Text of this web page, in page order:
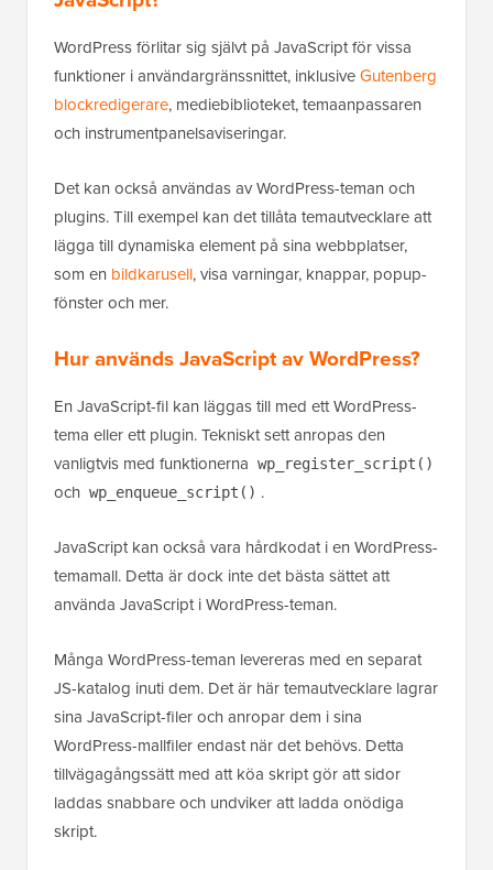
WordPress förlitar sig självt på JavaScript för vissa
funktioner i användargränssnittet, inklusiveGutenberg
blockredigerare, mediebiblioteket, temaanpassaren
och instrumentpanelsaviseringar.
Det kan också användas av WordPress-teman och
plugins. Till exempel kan det tillåta temautvecklare att
lägga till dynamiska element på sina webbplatser,
som en bildkarusell, visa varningar, knappar, popup-
fönster och mer.
Hur används JavaScript av WordPress?
En JavaScript-fil kan läggas till med ett WordPress-
tema eller ett plugin. Tekniskt sett anropas den
vanligtvis med funktionerna wp_register_script()
och wp_enqueue_script() .
JavaScript kan också vara hårdkodat i en WordPress-
temamall. Detta är dock inte det bästa sättet att
använda JavaScript i WordPress-teman.
Många WordPress-teman levereras med en separat
JS-katalog inuti dem. Det är här temautvecklare lagrar
sina JavaScript-filer och anropar dem i sina
WordPress-mallfiler endast när det behövs. Detta
tillvägagångssätt med att köa skript gör att sidor
laddas snabbare och undviker att ladda onödiga
skript.